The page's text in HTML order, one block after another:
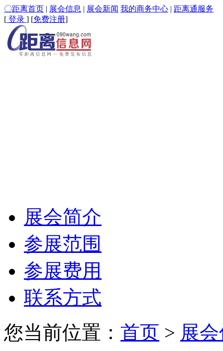
〇距离首页 | 展会信息 | 展会新闻 我的商务中心 | 距离通服务
[ 登录 ] [免费注册]
展会简介
参展范围
参展费用
联系方式
您当前位置： 首页 > 展